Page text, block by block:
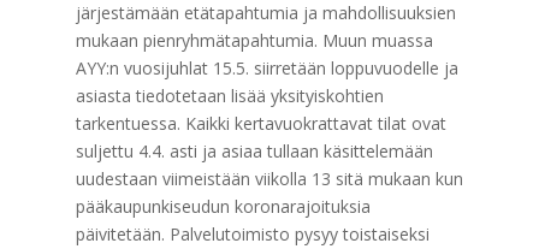
järjestämään etätapahtumia ja mahdollisuuksien
mukaan pienryhmätapahtumia. Muun muassa
AYY:n vuosijuhlat 15.5. siirretään loppuvuodelle ja
asiasta tiedotetaan lisää yksityiskohtien
tarkentuessa. Kaikki kertavuokrattavat tilat ovat
suljettu 4.4. asti ja asiaa tullaan käsittelemään
uudestaan viimeistään viikolla 13 sitä mukaan kun
pääkaupunkiseudun koronarajoituksia
päivitetään. Palvelutoimisto pysyy toistaiseksi